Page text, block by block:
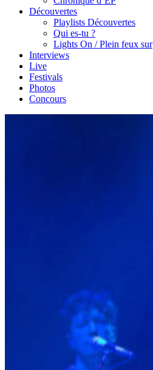
Découvertes
Playlists Découvertes
Qui es-tu ?
Lights On / Plein feux sur
Interviews
Live
Festivals
Photos
Concours